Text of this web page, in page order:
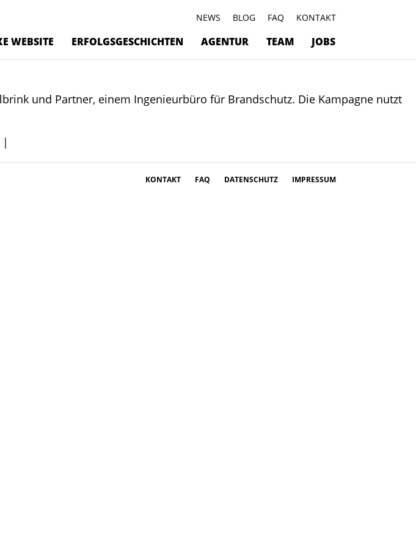
KONTAKT
FAQ
BLOG
NEWS
WEBSITE ERFOLGSGESCHICHTEN AGENTUR TEAM JOBS
und Partner, einem Ingenieurbüro für Brandschutz. Die Kampagne nutzt
|
KONTAKT FAQ DATENSCHUTZ IMPRESSUM